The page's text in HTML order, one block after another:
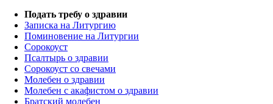
Подать требу о здравии
Записка на Литургию
Поминовение на Литургии
Сорокоуст
Псалтырь о здравии
Сорокоуст со свечами
Молебен о здравии
Молебен с акафистом о здравии
Братский молебен